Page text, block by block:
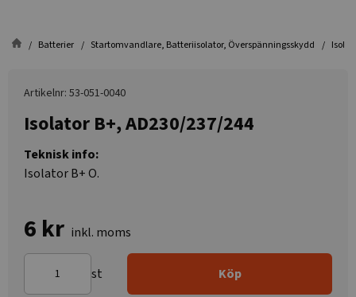
Batterier Startomvandlare, Batteriisolator, Överspänningsskydd
Artikelnr: 53-051-0040
Isolator B+, AD230/237/244
Teknisk info:
Isolator B+ O.
6 kr inkl. moms
st Köp